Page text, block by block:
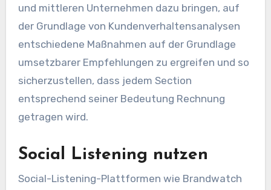
und mittleren Unternehmen dazu bringen, auf
der Grundlage von Kundenverhaltensanalysen
entschiedene Maßnahmen auf der Grundlage
umsetzbarer Empfehlungen zu ergreifen und so
sicherzustellen, dass jedem Section
entsprechend seiner Bedeutung Rechnung
getragen wird.
Social Listening nutzen
Social-Listening-Plattformen wie Brandwatch